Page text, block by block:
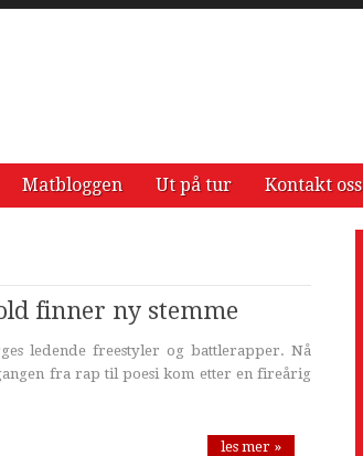
Matbloggen Ut på tur Kontakt oss
finner ny stemme
ledende freestyler og battlerapper. Nå
fra rap til poesi kom etter en fireårig
les mer »